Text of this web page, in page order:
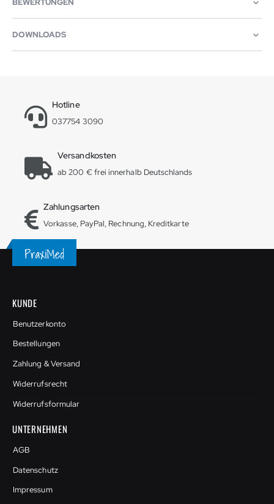
BEWERTUNGEN
DOWNLOADS
Hotline
037754 3090
Versandkosten
ab 200 € frei innerhalb Deutschlands
Zahlungsarten
Vorkasse, PayPal, Rechnung, Kreditkarte
KUNDE
Benutzerkonto
Bestellungen
Zahlung & Versand
Widerrufsrecht
Widerrufsformular
UNTERNEHMEN
AGB
Datenschutz
Impressum